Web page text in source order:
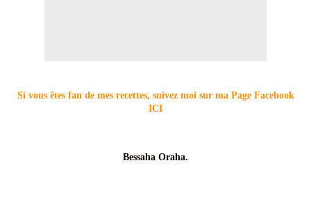
Si vous êtes fan de mes recettes, suivez moi sur ma Page Facebook
ICI
Bessaha Oraha.